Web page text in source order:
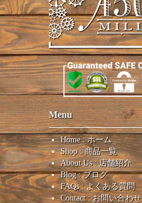
Menu
Home : ホーム
Shop : 商品一覧
About Us : 店舗紹介
Blog : ブログ
FAQs : よくある質問
Contact : お問い合わせ